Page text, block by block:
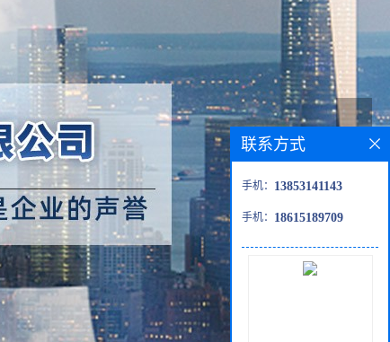
联系方式
手机： 13853141143
手机： 18615189709